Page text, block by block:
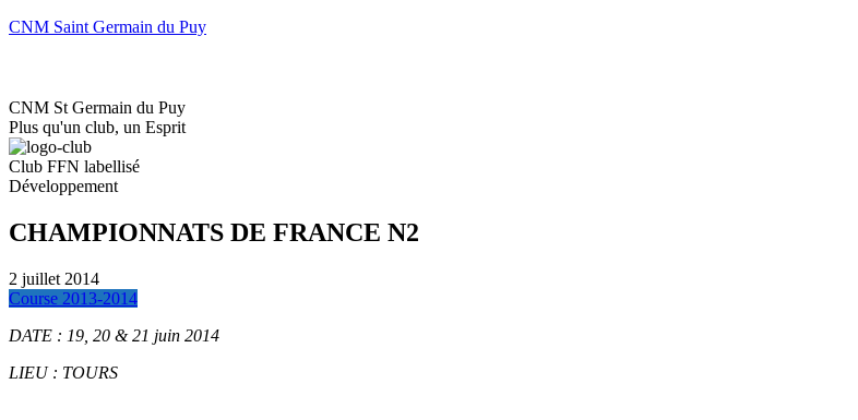
CNM Saint Germain du Puy
CNM St Germain du Puy
Plus qu'un club, un Esprit
Club FFN labellisé
Développement
CHAMPIONNATS DE FRANCE N2
2 juillet 2014
Course 2013-2014
DATE : 19, 20 & 21 juin 2014
LIEU : TOURS